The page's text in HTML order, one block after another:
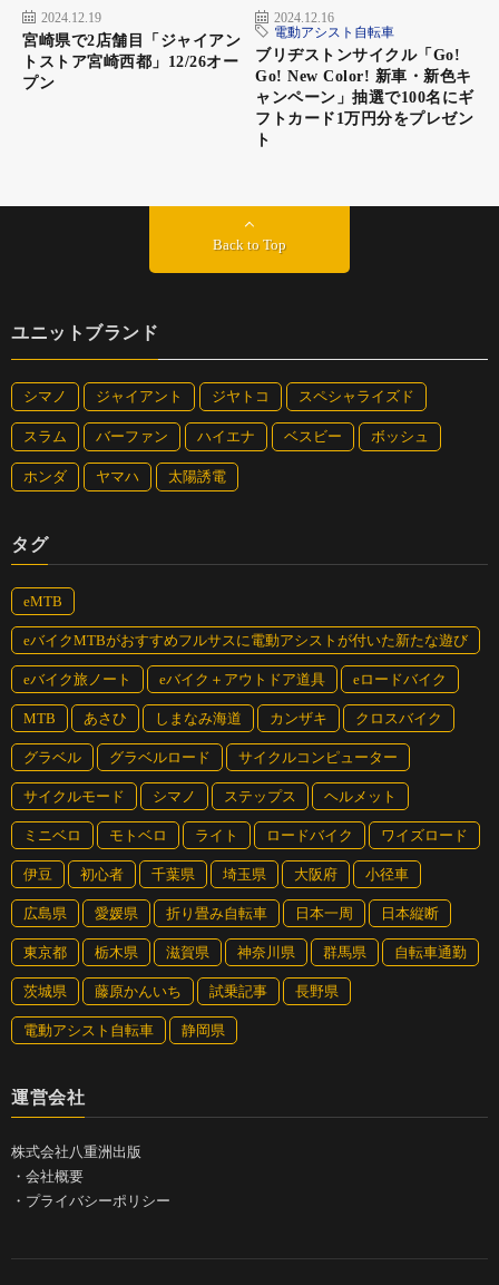
2024.12.19
宮崎県で2店舗目「ジャイアン
トストア宮崎西都」12/26オー
プン
2024.12.16
電動アシスト自転車
ブリヂストンサイクル「Go!
Go! New Color! 新車・新色キ
ャンペーン」抽選で100名にギ
フトカード1万円分をプレゼン
ト
Back to Top
ユニットブランド
シマノ ジャイアント ジヤトコ スペシャライズド
スラム バーファン ハイエナ ベスビー ボッシュ
ホンダ ヤマハ 太陽誘電
タグ
eMTB
eバイクMTBがおすすめフルサスに電動アシストが付いた新たな遊び
eバイク旅ノート eバイク＋アウトドア道具 eロードバイク
MTB あさひ しまなみ海道 カンザキ クロスバイク
グラベル グラベルロード サイクルコンピューター
サイクルモード シマノ ステップス ヘルメット
ミニベロ モトベロ ライト ロードバイク ワイズロード
伊豆 初心者 千葉県 埼玉県 大阪府 小径車
広島県 愛媛県 折り畳み自転車 日本一周 日本縦断
東京都 栃木県 滋賀県 神奈川県 群馬県 自転車通勤
茨城県 藤原かんいち 試乗記事 長野県
電動アシスト自転車 静岡県
運営会社
株式会社八重洲出版
・ 会社概要
・ プライバシーポリシー